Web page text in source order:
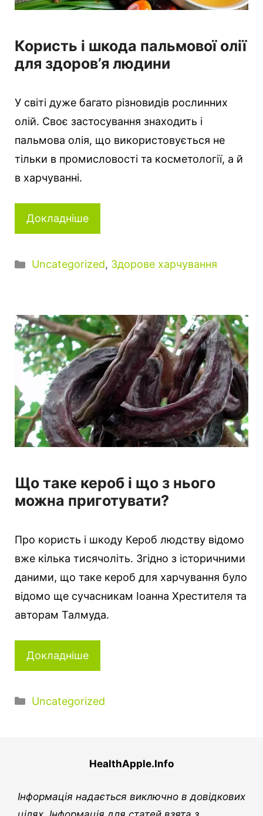
Користь і шкода пальмової олії
для здоров’я людини
У світі дуже багато різновидів рослинних
олій. Своє застосування знаходить і
пальмова олія, що використовується не
тільки в промисловості та косметології, а й
в харчуванні.
Докладніше
Категорії
Uncategorized, Здорове харчування
Що таке кероб і що з нього
можна приготувати?
Про користь і шкоду Кероб людству відомо
вже кілька тисячоліть. Згідно з історичними
даними, що таке кероб для харчування було
відомо ще сучасникам Іоанна Хрестителя та
авторам Талмуда.
Докладніше
Категорії
Uncategorized
HealthApple.Info
Інформація надається виключно в довідкових